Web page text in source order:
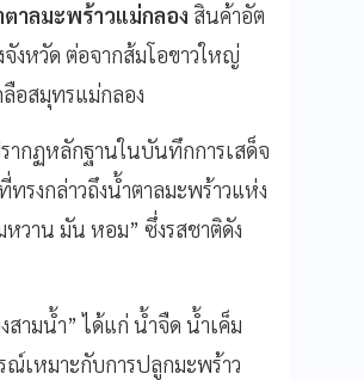
าลมะพร้าวแม่กลอง สินค้าอัต
งหวัด ต่อจากส้มโอขาวใหญ่
อสมุทรแม่กลอง
ากฏหลักฐานในบันทึกการเสด็จ
รงกล่าวถึงน้ำตาลมะพร้าวแห่ง
หวาน มัน หอม” ซึ่งรสชาติดัง
ามน้ำ” ได้แก่ น้ำจืด น้ำเค็ม
เหมาะกับการปลูกมะพร้าว